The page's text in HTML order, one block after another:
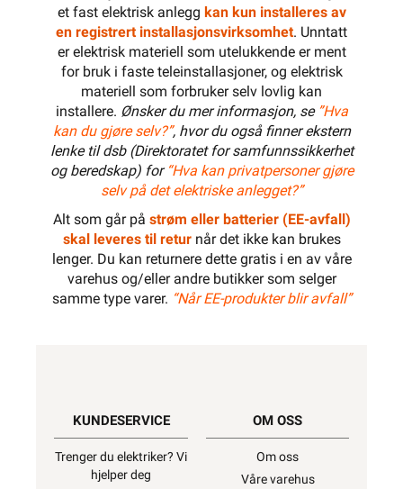
600 mm
et fast elektrisk anlegg kan kun installeres av
en registrert installasjonsvirksomhet. Unntatt
er elektrisk materiell som utelukkende er ment
for bruk i faste teleinstallasjoner, og elektrisk
materiell som forbruker selv lovlig kan
installere. Ønsker du mer informasjon, se ”Hva
kan du gjøre selv?”, hvor du også finner ekstern
lenke til dsb (Direktoratet for samfunnssikkerhet
og beredskap) for “Hva kan privatpersoner gjøre
selv på det elektriske anlegget?”
Alt som går på strøm eller batterier (EE-avfall)
skal leveres til returnår det ikke kan brukes
lenger. Du kan returnere dette gratis i en av våre
varehus og/eller andre butikker som selger
samme type varer. “Når EE-produkter blir avfall”
KUNDESERVICE
Trenger du elektriker? Vi
hjelper deg
OM OSS
Om oss
Våre varehus